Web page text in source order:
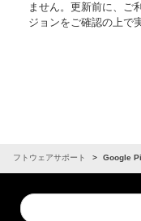
ません。更新前に、ご
ジョンをご確認の上で
ソフトウェアサポート Google
Conduct
a